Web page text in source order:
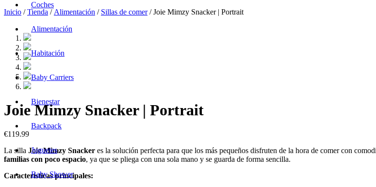
Coches
Alimentación
Habitación
Baby Carriers
Bienestar
Backpack
Juguetes
Baby Shower
Inicio /Tienda / Alimentación / Sillas de comer/ Joie Mimzy Snacker | Portrait
Joie Mimzy Snacker | Portrait
€119.99
La silla Joie Mimzy Snacker es la solución perfecta para que los más pequeños disfruten de la hora de comer con
familias con poco espacio, ya que se pliega con una sola mano y se guarda de forma sencilla.
Características principales: